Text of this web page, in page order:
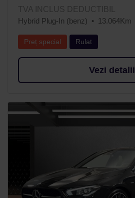
TVA INCLUS DEDUCTIBIL
Hybrid Plug-In (benz)
13.064Km
Preț special Rulat
Vezi detalii